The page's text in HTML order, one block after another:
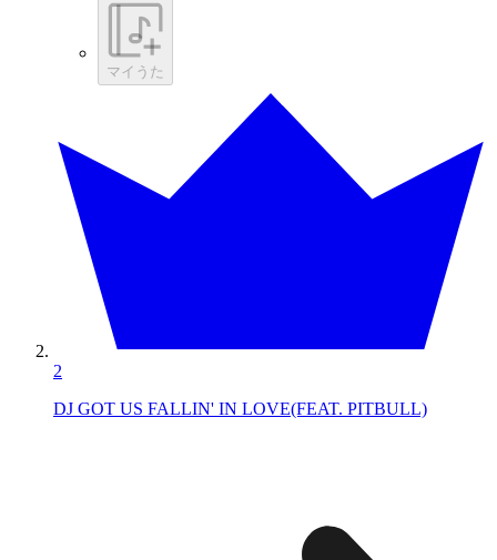
マイうた
2
DJ GOT US FALLIN' IN LOVE(FEAT. PITBULL)